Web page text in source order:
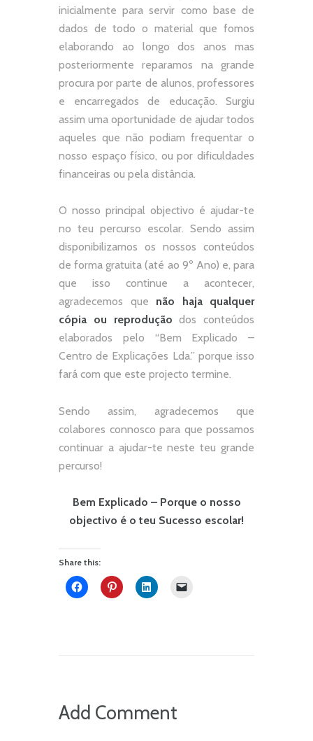
inicialmente para servir como base de
dados de todo o material que fomos
elaborando ao longo dos anos mas
posteriormente reparamos na grande
procura por parte de alunos, professores
e encarregados de educação. Surgiu
assim uma oportunidade de ajudar todos
aqueles que não podiam frequentar o
nosso espaço físico, ou por dificuldades
financeiras ou pela distância.
O nosso principal objectivo é ajudar-te
no teu percurso escolar. Sendo assim
disponibilizamos os nossos conteúdos
de forma gratuita (até ao 9º Ano) e, para
que isso continue a acontecer,
agradecemos que não
haja qualquer
cópia ou reprodução dos conteúdos
elaborados pelo “Bem Explicado –
Centro de Explicações Lda.” porque isso
fará com que este projecto termine.
Sendo assim, agradecemos que
colabores connosco para que possamos
continuar a ajudar-te neste teu grande
percurso!
Bem Explicado – Porque o nosso
objectivo é o teu Sucesso escolar!
Share this:
Add Comment